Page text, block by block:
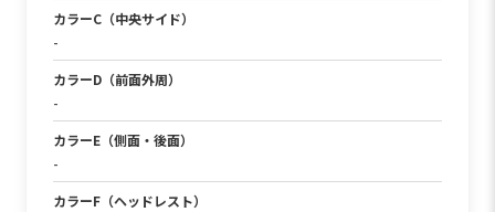
カラーC（中央サイド）
-
カラーD（前面外周）
-
カラーE（側面・後面）
-
カラーF（ヘッドレスト）